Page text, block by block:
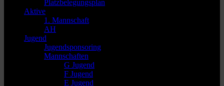
Platzbelegungsplan
Aktive
1. Mannschaft
AH
Jugend
Jugendsponsoring
Mannschaften
G Jugend
F Jugend
E Jugend